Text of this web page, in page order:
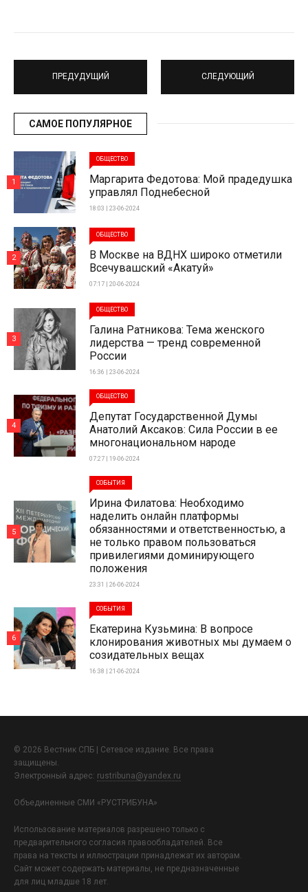
ПРЕДУДУЩИЙ СЛЕДУЮЩИЙ
САМОЕ ПОПУЛЯРНОЕ
ОБЩЕСТВО
Маргарита Федотова: Мой прадедушка
управлял Поднебесной
18:03 | 23-06-2024
1
ОБЩЕСТВО
В Москве на ВДНХ широко отметили
Всечувашский «Акатуй»
07:17 | 20-06-2024
2
ОБЩЕСТВО
Галина Ратникова: Тема женского
лидерства — тренд современной
России
16:36 | 23-06-2024
3
ОБЩЕСТВО
Депутат Государственной Думы
Анатолий Аксаков: Сила России в ее
многонациональном народе
07:27 | 19-06-2024
4
СОБЫТИЯ
Ирина Филатова: Необходимо
наделить онлайн платформы
обязанностями и ответственностью, а
не только правом пользоваться
привилегиями доминирующего
положения
23:31 | 26-06-2024
5
СОБЫТИЯ
Екатерина Кузьмина: В вопросе
клонирования животных мы думаем о
созидательных вещах
16:38 | 21-06-2024
6
© 2026 Вестник СПБ | Сетевое издание. Все права
защищены.
Электронный адрес: rustribuna@yandex.ru
Объединенные СМИ «РУСТРИБУНА»
Использование материалов разрешено только с
предварительного согласия правообладателей. Все
права на тексты и иллюстрации принадлежат их авторам.
Сайт может содержать материалы, не предназначенные
для лиц младше 18 лет.